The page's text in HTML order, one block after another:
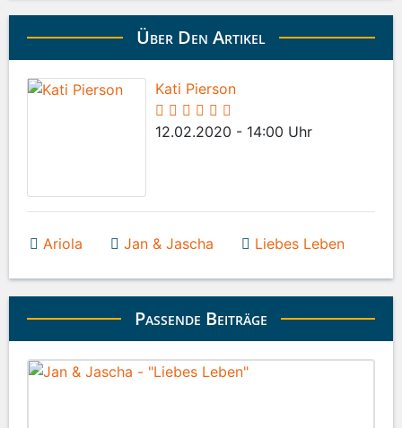
Über Den Artikel
Kati Pierson
12.02.2020 - 14:00 Uhr
Ariola Jan & Jascha Liebes Leben
Passende Beiträge